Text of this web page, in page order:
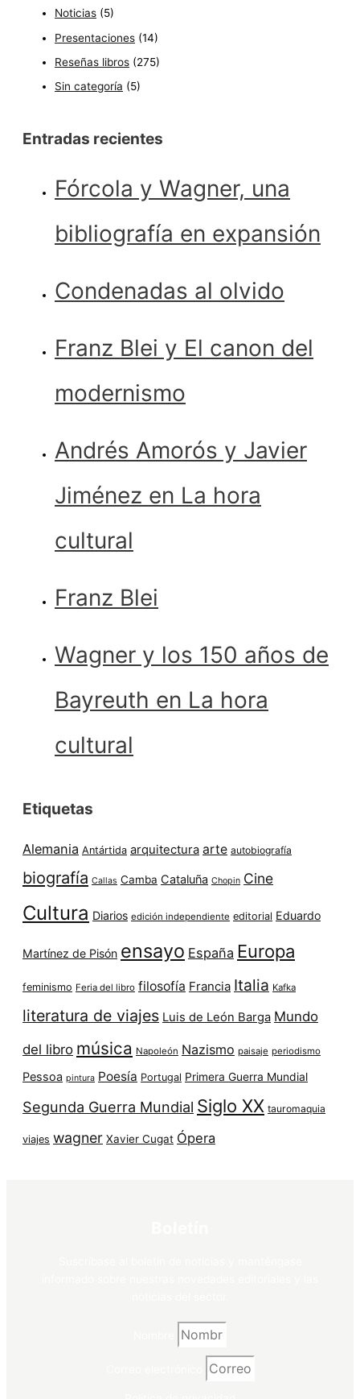
Noticias (5)
Presentaciones (14)
Reseñas libros (275)
Sin categoría (5)
Entradas recientes
Fórcola y Wagner, una
bibliografía en expansión
Condenadas al olvido
Franz Blei y El canon del
modernismo
Andrés Amorós y Javier
Jiménez en La hora
cultural
Franz Blei
Wagner y los 150 años de
Bayreuth en La hora
cultural
Etiquetas
Alemania Antártida arquitectura arte autobiografía
biografía Callas Camba Cataluña Chopin Cine
Cultura Diarios edición independiente editorial Eduardo
Martínez de Pisón ensayo España Europa
feminismo Feria del libro filosofía Francia Italia Kafka
literatura de viajes Luis de León Barga Mundo
del libro música Napoleón Nazismo paisaje periodismo
Pessoa pintura Poesía Portugal Primera Guerra Mundial
Segunda Guerra Mundial Siglo XX tauromaquia
viajes wagner Xavier Cugat Ópera